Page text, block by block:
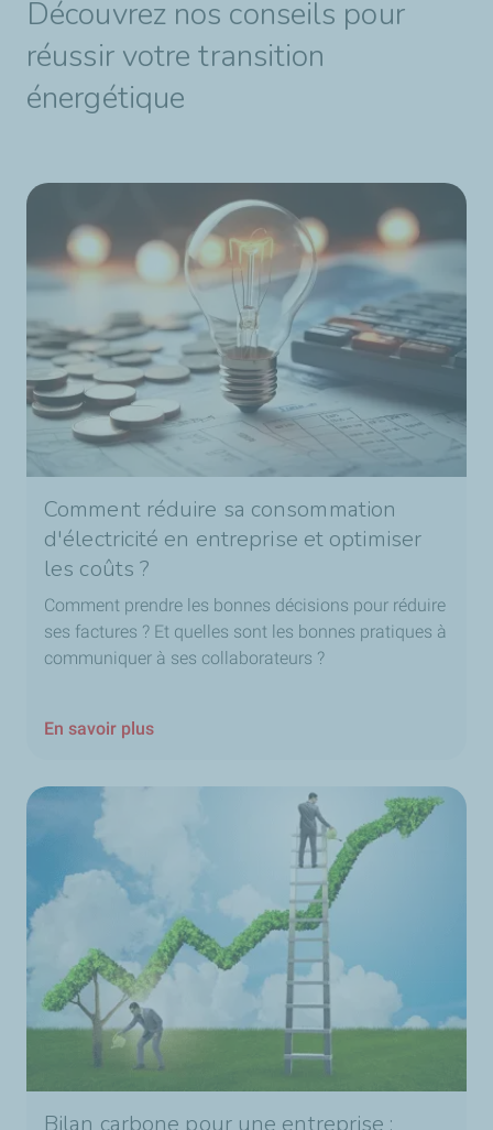
Découvrez nos conseils pour
réussir votre transition
énergétique
Comment réduire sa consommation
d'électricité en entreprise et optimiser
les coûts ?
Comment prendre les bonnes décisions pour réduire
ses factures ? Et quelles sont les bonnes pratiques à
communiquer à ses collaborateurs ?
En savoir plus
Bilan carbone pour une entreprise :